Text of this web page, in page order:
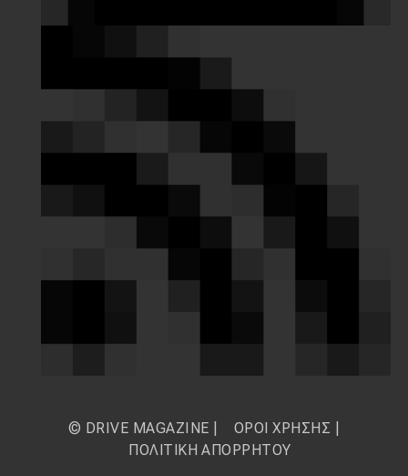
© DRIVE MAGAZINE | ΟΡΟΙ ΧΡΗΣΗΣ
ΠΟΛΙΤΙΚΗ ΑΠΟΡΡΗΤΟΥ